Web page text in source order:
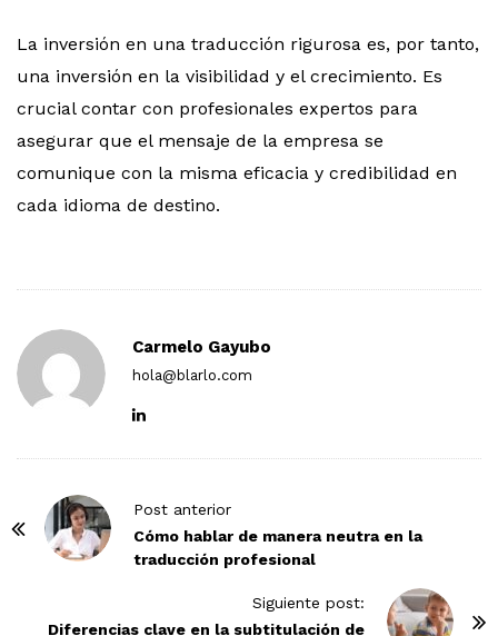
La inversión en una traducción rigurosa es, por tanto,
una inversión en la visibilidad y el crecimiento. Es
crucial contar con profesionales expertos para
asegurar que el mensaje de la empresa se
comunique con la misma eficacia y credibilidad en
cada idioma de destino.
Carmelo Gayubo
hola@blarlo.com
Post anterior
Cómo hablar de manera neutra en la
traducción profesional
Siguiente post:
Diferencias clave en la subtitulación de